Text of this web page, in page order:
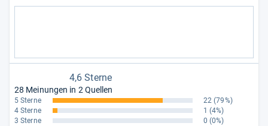
4,6 Sterne
28 Meinungen in 2 Quellen
5 Sterne 22 (79%)
4 Sterne
1 (4%)
3 Sterne
0 (0%)